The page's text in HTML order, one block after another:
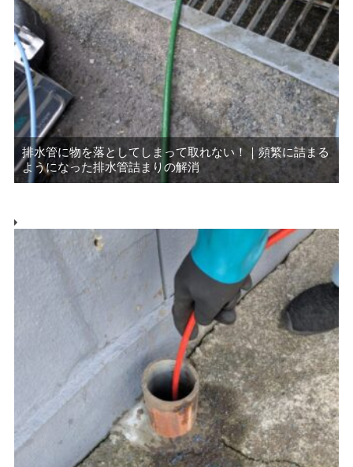
排水管に物を落としてしまって取れない！｜頻繁に詰まる
ようになった排水管詰まりの解消